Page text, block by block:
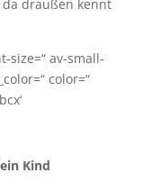
draußen kennt
size=“ av-small-
color=“
Kind